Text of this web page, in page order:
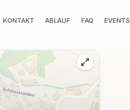
KONTAKT ABLAUF FAQ EVENTS